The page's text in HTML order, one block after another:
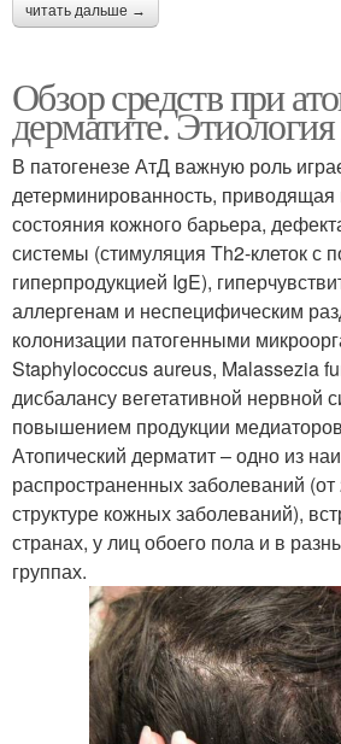
читать дальше →
Обзор средств при
дерматите. Этиология
В патогенезе АтД важную роль
детерминированность,
состояния кожного барьера,
системы (стимуляция Th2-клеток с
гиперпродукцией IgE),
аллергенам и неспецифическим
колонизации патогенными
Staphylococcus aureus, Malassezia
дисбалансу вегетативной нервной
повышением продукции
Атопический дерматит – одно из
распространенных заболеваний
структуре кожных заболеваний),
странах, у лиц обоего пола и в
группах.